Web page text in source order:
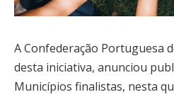
A Confederação Portuguesa
desta iniciativa, anunciou
Municípios finalistas, nesta